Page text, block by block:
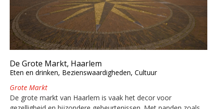
De Grote Markt, Haarlem
Eten en drinken, Bezienswaardigheden, Cultuur
Grote Markt
De grote markt van Haarlem is vaak het decor voor